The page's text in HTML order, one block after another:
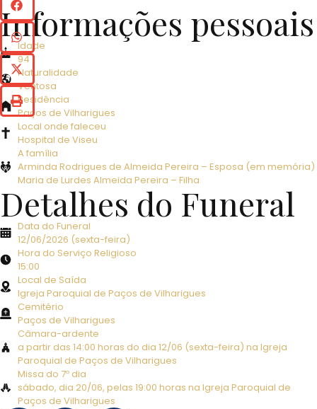
Informações pessoais
Idade
94
Naturalidade
Ventosa
Residência
Paços de Vilharigues
Local onde faleceu
Hospital de Viseu
A família
Arminda Rodrigues de Almeida Pereira – Esposa (em memória)
Maria de Lurdes Almeida Pereira – Filha
Detalhes do Funeral
Data do Funeral
12/06/2026 (sexta-feira)
Hora do Serviço Religioso
15:00
Local de Saída
Igreja Paroquial de Paços de Vilharigues
Cemitério
Paços de Vilharigues
Câmara-ardente
a partir das 14:00 horas do dia 12/06 (sexta-feira) na Igreja
Paroquial de Paços de Vilharigues
Missa do 7º dia
sábado, dia 20/06, pelas 19:00 horas na Igreja Paroquial de
Paços de Vilharigues